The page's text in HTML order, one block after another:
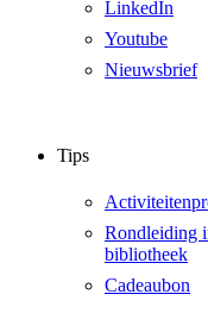
LinkedIn
Youtube
Nieuwsbrief
Tips
Rondleiding
bibliotheek
Cadeaubon